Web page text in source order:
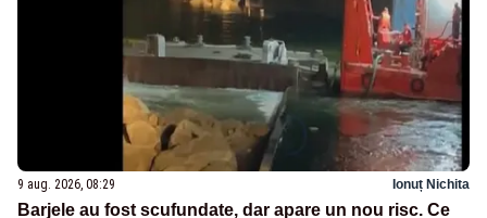
9 aug. 2026, 08:29 Ionuț Nichita
Barjele au fost scufundate, dar apare un nou risc. Ce